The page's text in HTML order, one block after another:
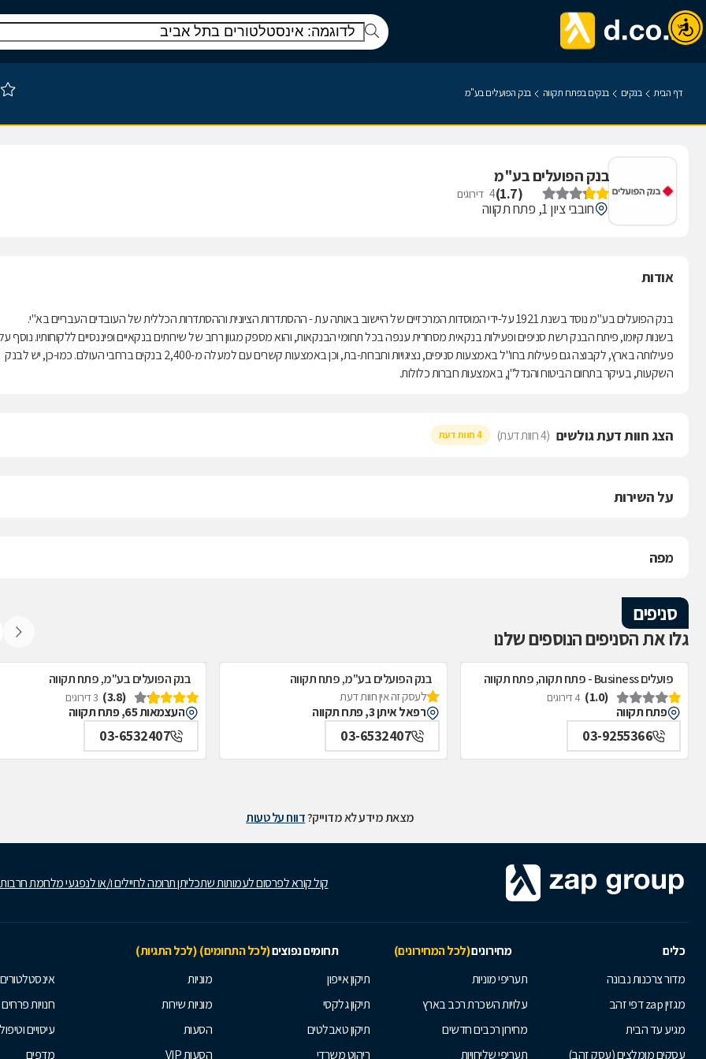
דף הבית בנקים בנקים בפתח תקווה בנק הפועלים בע"מ
בנק הפועלים בע"מ
(
1.7
)
4 דירוגים
חובבי ציון 1, פתח תקווה
אודות
בנק הפועלים בע"מ נוסד בשנת 1921 על-ידי המוסדות המרכזיים של היישוב באותה עת - ההסתדרות הציונית וההסתדרות הכללית של העובדים העבריים בא"י.
בשנות קיומו, פיתח הבנק רשת סניפים ופעילות בנקאית מסחרית ענפה בכל תחומי הבנקאות, והוא מספק מגוון רחב של שירותים בנקאיים ופיננסיים ללקוחותיו. נוסף
פעילותה בארץ, לקבוצה גם פעילות בחו"ל באמצעות סניפים, נציגויות וחברות-בת, וכן באמצעות קשרים עם למעלה מ-2,400 בנקים ברחבי העולם. כמו-כן, יש לבנק
השקעות, בעיקר בתחום הביטוח והנדל"ן, באמצעות חברות כלולות.
הצג חוות דעת גולשים (4 חוות דעת) 4 חוות דעת
על השירות
מפה
סניפים
גלו את הסניפים הנוספים שלנו
פועלים Business - פתח תקוה, פתח תקווה
(1.0)
4 דירוגים
פתח תקווה
03-9255366
בנק הפועלים בע"מ, פתח תקווה
לעסק זה אין חוות דעת
רפאל איתן 3, פתח תקווה
03-6532407
בנק הפועלים בע"מ, פתח תקווה
(3.8)
3 דירוגים
העצמאות 65, פתח תקווה
03-6532407
מצאת מידע לא מדוייק?דווח על טעות
קול קורא לפרסום לעמותות שתכליתן תרומה לחיילים ו/או לנפגעי מלחמת
כלים מחירונים(לכל המחירונים) תחומים נפוצים(לכל התחומים) (לכל התגיות)
מדור צרכנות נבונה
מגזין zap דפי זהב
מגיע עד הבית
עסקים מומלצים (עסק זהב)
תעריפי מוניות
עלויות השכרת רכב בארץ
מחירון רכבים חדשים
תעריפי שליחויות
תיקון אייפון
תיקון גלקסי
תיקון טאבלטים
ריהוט משרדי
מוניות
מוניות שירות
הסעות
הסעות VIP
אינסטלטורים
חנויות פרחים
עיסויים
מדפים